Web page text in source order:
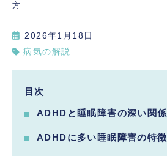
方
2026年1月18日
病気の解説
目次
ADHDと睡眠障害の深い関係
ADHDに多い睡眠障害の特徴